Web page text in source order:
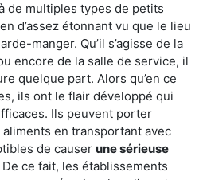
de multiples types de petits
d’assez étonnant vu que le lieu
manger. Qu’il s’agisse de la
encore de la salle de service, il
quelque part. Alors qu’en ce
ils ont le flair développé qui
Ils peuvent porter
en transportant avec
de causer une sérieuse
De ce fait, les établissements